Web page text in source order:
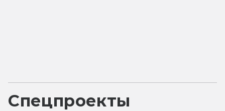
Спецпроекты